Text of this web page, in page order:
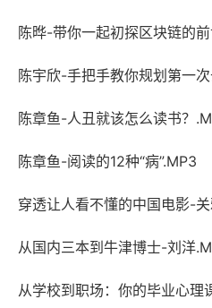
陈晔-带你一起初探区块链的
陈宇欣-手把手教你规划第一
陈章鱼-人丑就该怎么读书？
陈章鱼-阅读的12种“病”.MP3
穿透让人看不懂的中国电影-
从国内三本到牛津博士-刘洋
从学校到职场：你的毕业心理